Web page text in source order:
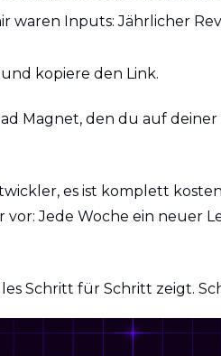
waren Inputs: Jährlicher
kopiere den Link.
Magnet, den du auf deiner
es ist komplett
vor: Jede Woche ein neuer
Schritt für Schritt zeigt.